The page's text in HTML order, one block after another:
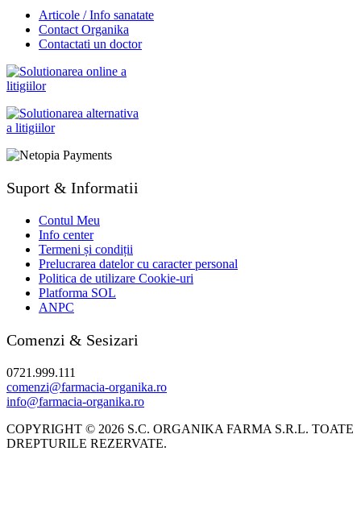
Articole / Info sanatate
Contact Organika
Contactati un doctor
Suport & Informatii
Contul Meu
Info center
Termeni și condiții
Prelucrarea datelor cu caracter personal
Politica de utilizare Cookie-uri
Platforma SOL
ANPC
Comenzi & Sesizari
0721.999.111
comenzi@farmacia-organika.ro
info@farmacia-organika.ro
COPYRIGHT © 2026 S.C. ORGANIKA FARMA S.R.L. TOATE
DREPTURILE REZERVATE.